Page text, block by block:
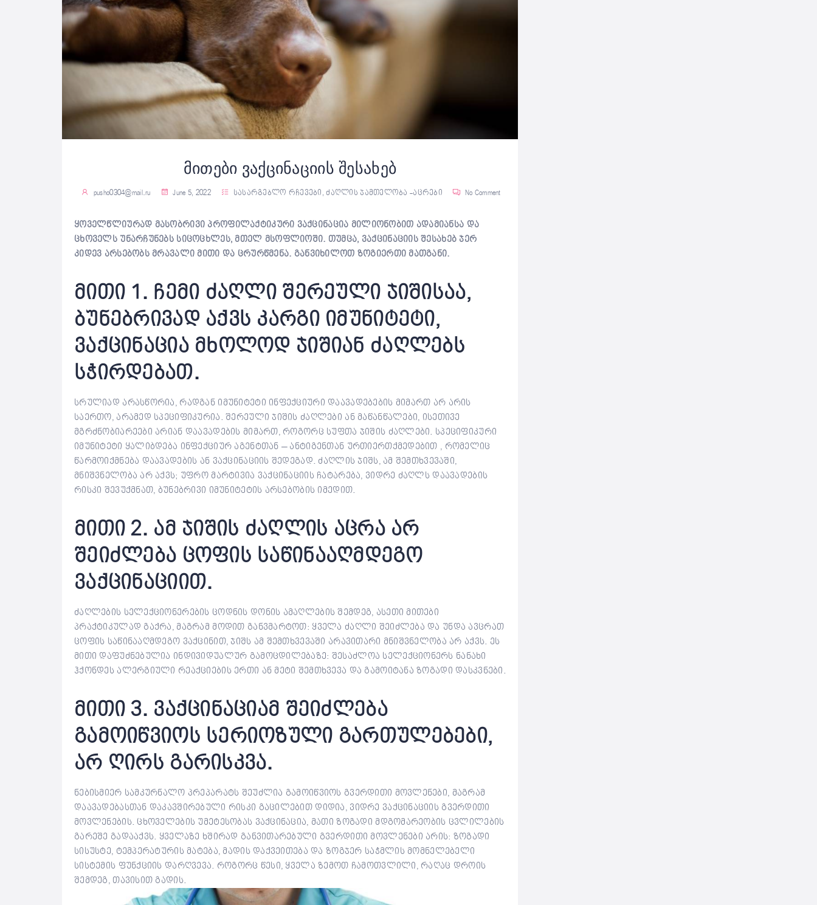
მითები ვაქცინაციის შესახებ
pusho0304@mail.ru June 5, 2022 სასარგებლო რჩევები ,ძაღლის ჯამთელობა -აცრები No Comment
ყოველწლიურად მასობრივი პროფილაქტიკური ვაქცინაცია მილიონობით ადამიანსა და
ცხოველს უნარჩუნებს სიცოცხლეს, მთელ მსოფლიოში. თუმცა, ვაქცინაციის შესახებ ჯერ
კიდევ არსებობს მრავალი მითი და ცრურწმენა. განვიხილოთ ზოგიერთი მათგანი.
მითი 1. ჩემი ძაღლი შერეული ჯიშისაა,
ბუნებრივად აქვს კარგი იმუნიტეტი,
ვაქცინაცია მხოლოდ ჯიშიან ძაღლებს
სჭირდებათ.
სრულიად არასწორია, რადგან იმუნიტეტი ინფექციური დაავადებების მიმართ არ არის
საერთო, არამედ სპეციფიკურია. შერეული ჯიშის ძაღლები ან მაწანწალები, ისეთივე
მგრძნობიარეები არიან დაავადების მიმართ, როგორც სუფთა ჯიშის ძაღლები. სპეციფიკური
იმუნიტეტი ყალიბდება ინფექციურ აგენტთან – ანტიგენთან ურთიერთქმედებით , რომელიც
წარმოიქმნება დაავადების ან ვაქცინაციის შედეგად. ძაღლის ჯიშს, ამ შემთხვევაში,
მნიშვნელობა არ აქვს; უფრო მარტივია ვაქცინაციის ჩატარება, ვიდრე ძაღლს დაავადების
რისკი შევუქმნათ, ბუნებრივი იმუნიტეტის არსებობის იმედით.
მითი 2. ამ ჯიშის ძაღლის აცრა არ
შეიძლება ცოფის საწინააღმდეგო
ვაქცინაციით.
ძაღლების სელექციონერების ცოდნის დონის ამაღლების შემდეგ, ასეთი მითები
პრაქტიკულად გაქრა, მაგრამ მოდით განვმარტოთ: ყველა ძაღლი შეიძლება და უნდა ავცრათ
ცოფის საწინააღმდეგო ვაქცინით, ჯიშს ამ შემთხვევაში არავითარი მნიშვნელობა არ აქვს. ეს
მითი დაფუძნებულია ინდივიდუალურ გამოცდილებაზე: შესაძლოა სელექციონერს ნანახი
ჰქონდეს ალერგიული რეაქციების ერთი ან მეტი შემთხვევა და გამოიტანა ზოგადი დასკვნები.
მითი 3. ვაქცინაციამ შეიძლება
გამოიწვიოს სერიოზული გართულებები,
არ ღირს გარისკვა.
ნებისმიერ სამკურნალო პრეპარატს შეუძლია გამოიწვიოს გვერდითი მოვლენები, მაგრამ
დაავადებასთან დაკავშირებული რისკი გაცილებით დიდია, ვიდრე ვაქცინაციის გვერდითი
მოვლენების. ცხოველების უმეტესობას ვაქცინაცია, მათი ზოგადი მდგომარეობის ცვლილების
გარეშე გადააქვს. ყველაზე ხშირად განვითარებული გვერდითი მოვლენები არის: ზოგადი
სისუსტე, ტემპერატურის მატება, მადის დაქვეითება და ზოგჯერ საჭმლის მომნელებელი
სისტემის ფუნქციის დარღვევა. როგორც წესი, ყველა ზემოთ ჩამოთვლილი, რაღაც დროის
შემდეგ, თავისით გადის.